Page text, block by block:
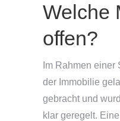
Welche
offen?
Im Rahmen
der Immobilie
gebracht und
klar geregelt.